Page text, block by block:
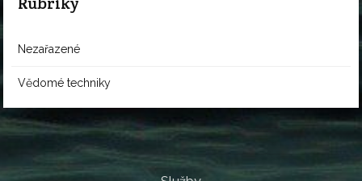
Nezařazené
Vědomé techniky